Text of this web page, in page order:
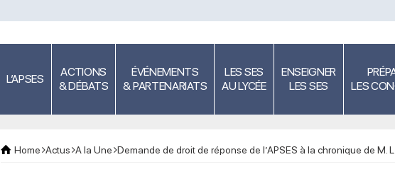
L’APSES
ACTIONS
& DÉBATS
ÉVÉNEMENTS
& PARTENARIATS
LES SES
AU LYCÉE
ENSEIGNER
LES SES
LES
Home Actus A la Une Demande de droit de réponse de l’APSES à la chronique de M.